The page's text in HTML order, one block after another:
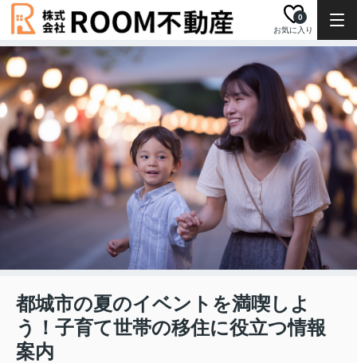
お気に入り
0
都城市の夏のイベントを満喫しよ
う！子育て世帯の移住に役立つ情報
案内